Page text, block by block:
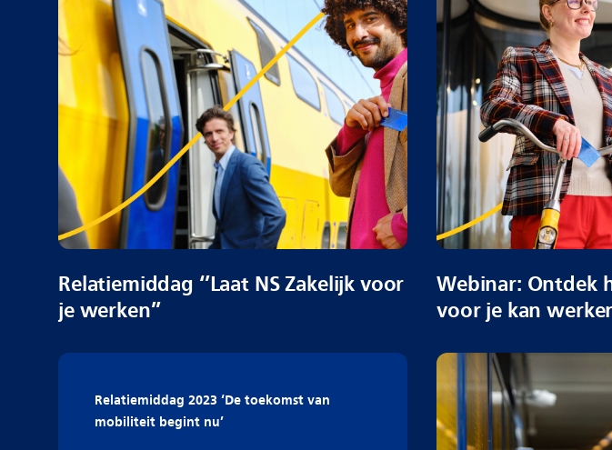
Relatiemiddag ‘’Laat NS Zakelijk voor
je werken’’
Webinar: Ontdek
voor je kan
Relatiemiddag 2023 ‘De toekomst van
mobiliteit begint nu’